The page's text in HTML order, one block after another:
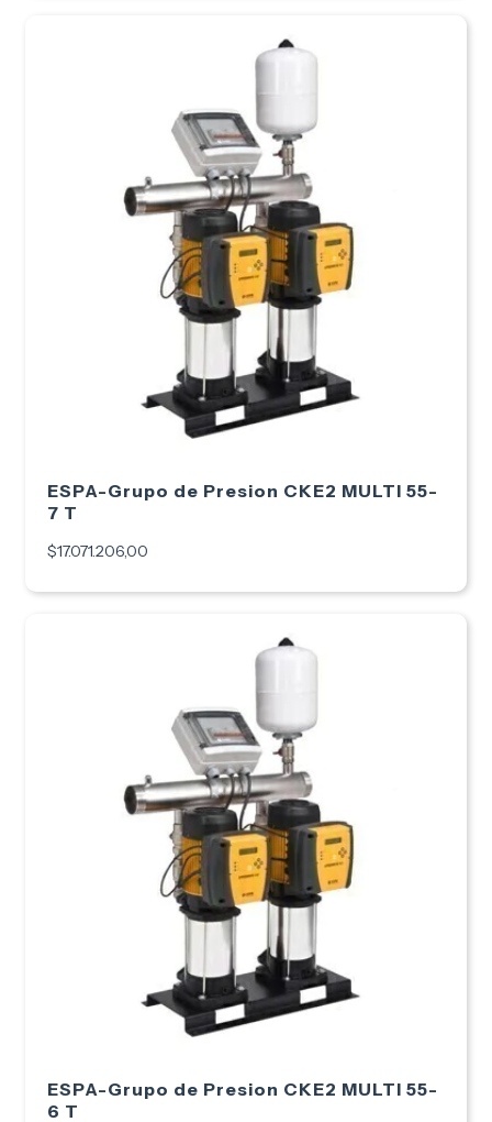
ESPA-Grupo de Presion CKE2 MULTI 55-
7 T
$17.071.206,00
ESPA-Grupo de Presion CKE2 MULTI 55-
6 T